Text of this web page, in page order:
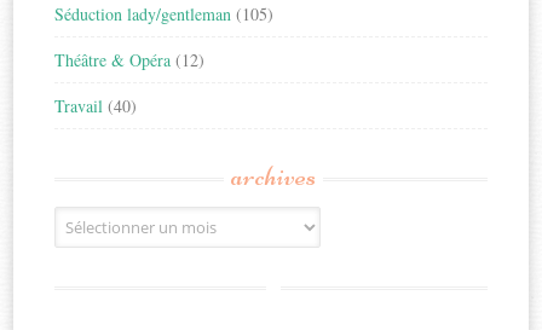
Séduction lady/gentleman (105)
Théâtre & Opéra (12)
Travail (40)
archives
Archives